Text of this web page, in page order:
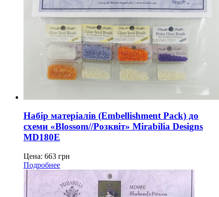
Набір матеріалів (Embellishment Pack) до
схеми «Blossom//Розквіт» Mirabilia Designs
MD180E
Цена: 663 грн
Подробнее